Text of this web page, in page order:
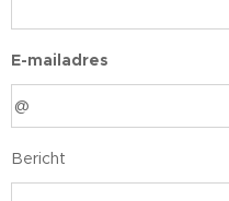
E-mailadres
Bericht